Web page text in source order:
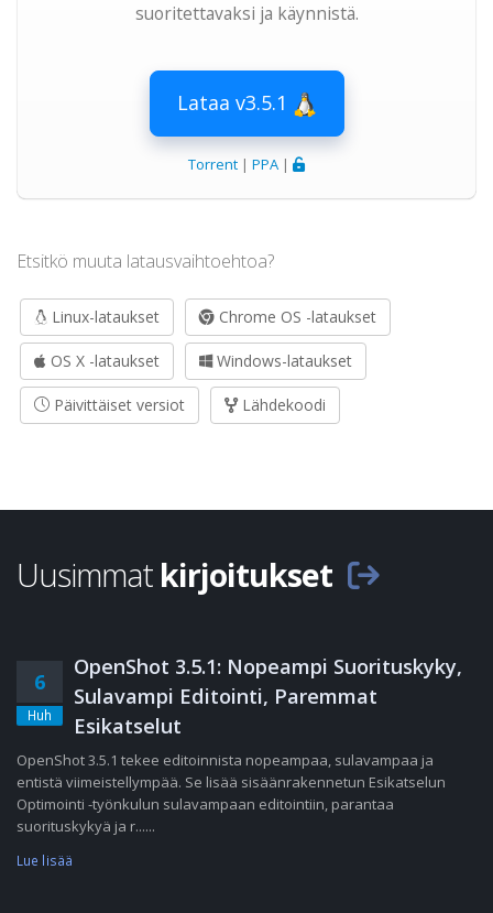
suoritettavaksi ja käynnistä.
Lataa v3.5.1
Torrent | PPA |
Etsitkö muuta latausvaihtoehtoa?
Linux-lataukset Chrome OS -lataukset
OS X -lataukset Windows-lataukset
Päivittäiset versiot Lähdekoodi
Uusimmat kirjoitukset
6
Huh
OpenShot 3.5.1: Nopeampi Suorituskyky,
Sulavampi Editointi, Paremmat
Esikatselut
OpenShot 3.5.1 tekee editoinnista nopeampaa, sulavampaa ja
entistä viimeistellympää. Se lisää sisäänrakennetun Esikatselun
Optimointi -työnkulun sulavampaan editointiin, parantaa
suorituskykyä ja r......
Lue lisää